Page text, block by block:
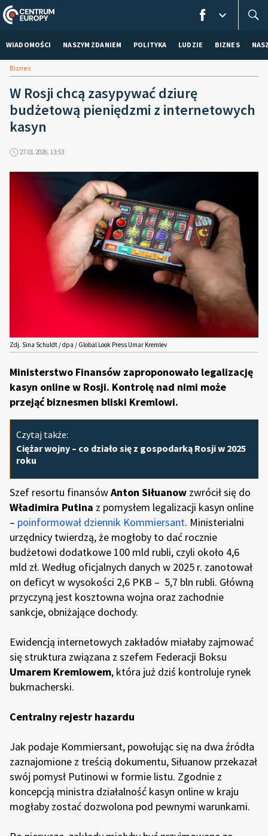
WIADOMOŚCI NASZYM ZDANIEM POLITYKA LUDZIE BIZNES
Biznes
W Rosji chcą zasypywać dziurę
budżetową pieniędzmi z internetowych
kasyn
27.01.2026, 13:53
Zdj. Sina Schuldt / dpa / Global Look Press Umar Kremlev
Ministerstwo Finansów zaproponowało legalizację
kasyn online w Rosji. Kontrolę nad nimi może
przejąć biznesmen bliski Kremlowi.
Czytaj także:
Ciężar wojny – co działo się z gospodarką Rosji w 2025
roku
Szef resortu finansówAnton Siłuanow zwrócił się do
Władimira Putina z pomysłem legalizacji kasyn online
– poinformował dziennik Kommiersant. Ministerialni
urzędnicy twierdzą, że mogłoby to dać rocznie
budżetowi dodatkowe 100 mld rubli, czyli około 4,6
mld zł. Według oficjalnych danych w 2025 r. zanotował
on deficyt w wysokości 2,6 PKB – 5,7 bln rubli. Główną
przyczyną jest kosztowna wojna oraz zachodnie
sankcje, obniżające dochody.
Ewidencją internetowych zakładów miałaby zajmować
się struktura związana z szefem Federacji Boksu
Umarem Kremlowem, która już dziś kontroluje rynek
bukmacherski.
Centralny rejestr hazardu
Jak podaje Kommiersant, powołując się na dwa źródła
zaznajomione z treścią dokumentu, Siłuanow przekazał
swój pomysł Putinowi w formie listu. Zgodnie z
koncepcją ministra działalność kasyn online w kraju
mogłaby zostać dozwolona pod pewnymi warunkami.